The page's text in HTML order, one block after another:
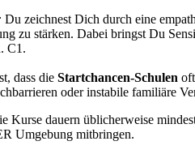
Du zeichnest Dich durch eine
zu stärken. Dabei bringst Du
C1.
dass die Startchancen-Schulen oft
oder instabile familiäre
Kurse dauern üblicherweise
Umgebung mitbringen.